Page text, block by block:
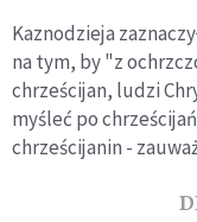
Kaznodzieja
na tym, by "z
chrześcijan, ludzi
myśleć po
chrześcijanin -